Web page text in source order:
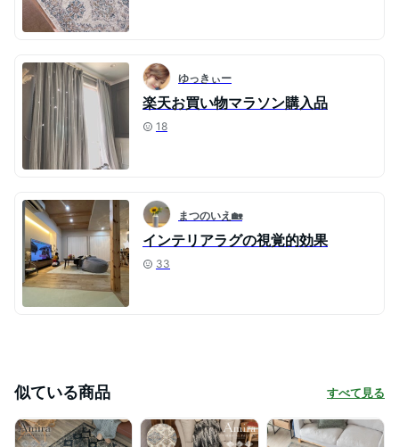
ゆっきぃー
楽天お買い物マラソン購入品
18
まつのいえ🏡
インテリアラグの視覚的効果
33
似ている商品 すべて見る